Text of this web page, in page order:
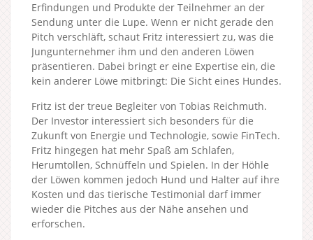
Erfindungen und Produkte der Teilnehmer an der
Sendung unter die Lupe. Wenn er nicht gerade den
Pitch verschläft, schaut Fritz interessiert zu, was die
Jungunternehmer ihm und den anderen Löwen
präsentieren. Dabei bringt er eine Expertise ein, die
kein anderer Löwe mitbringt: Die Sicht eines Hundes.
Fritz ist der treue Begleiter von Tobias Reichmuth.
Der Investor interessiert sich besonders für die
Zukunft von Energie und Technologie, sowie FinTech.
Fritz hingegen hat mehr Spaß am Schlafen,
Herumtollen, Schnüffeln und Spielen. In der Höhle
der Löwen kommen jedoch Hund und Halter auf ihre
Kosten und das tierische Testimonial darf immer
wieder die Pitches aus der Nähe ansehen und
erforschen.